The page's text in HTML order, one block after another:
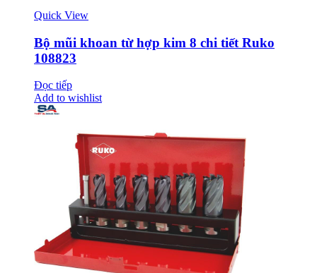
Quick View
Bộ mũi khoan từ hợp kim 8 chi tiết Ruko
108823
Đọc tiếp
Add to wishlist